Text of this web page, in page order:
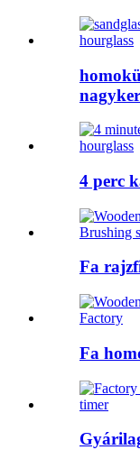
4 perc
Fa
Fa